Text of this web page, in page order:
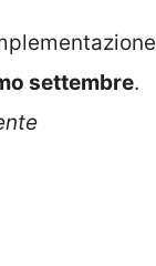
settembre.